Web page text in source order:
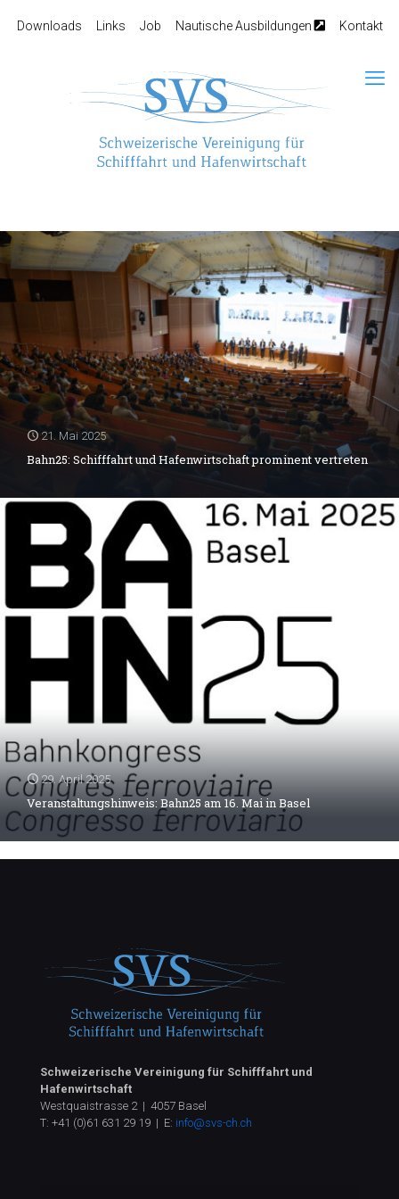
Downloads Links Job Nautische Ausbildungen Kontakt
21. Mai 2025
Bahn25: Schifffahrt und Hafenwirtschaft prominent vertreten
29. April 2025
Veranstaltungshinweis: Bahn25 am 16. Mai in Basel
Schweizerische Vereinigung für Schifffahrt und
Hafenwirtschaft
Westquaistrasse 2 | 4057 Basel
T: +41 (0)61 631 29 19 | E: info@svs-ch.ch